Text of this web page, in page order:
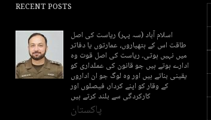
RECENT POSTS
اسلام آباد (سہ پہر) ریاست کی اصل
طاقت اس کے ہتھیاروں، عمارتوں یا دفاتر
میں نہیں ہوتی۔ ریاست کی اصل قوت وہ
ادارے ہوتے ہیں جو قانون کی عملداری کو
یقینی بناتے ہیں اور وہ لوگ جو ان اداروں
کے وقار کو اپنے کردار، فیصلوں اور
کارکردگی سے بلند کرتے ہیں
پاکستان